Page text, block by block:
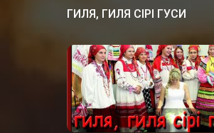
ГИЛЯ, ГИЛЯ СІРІ ГУСИ